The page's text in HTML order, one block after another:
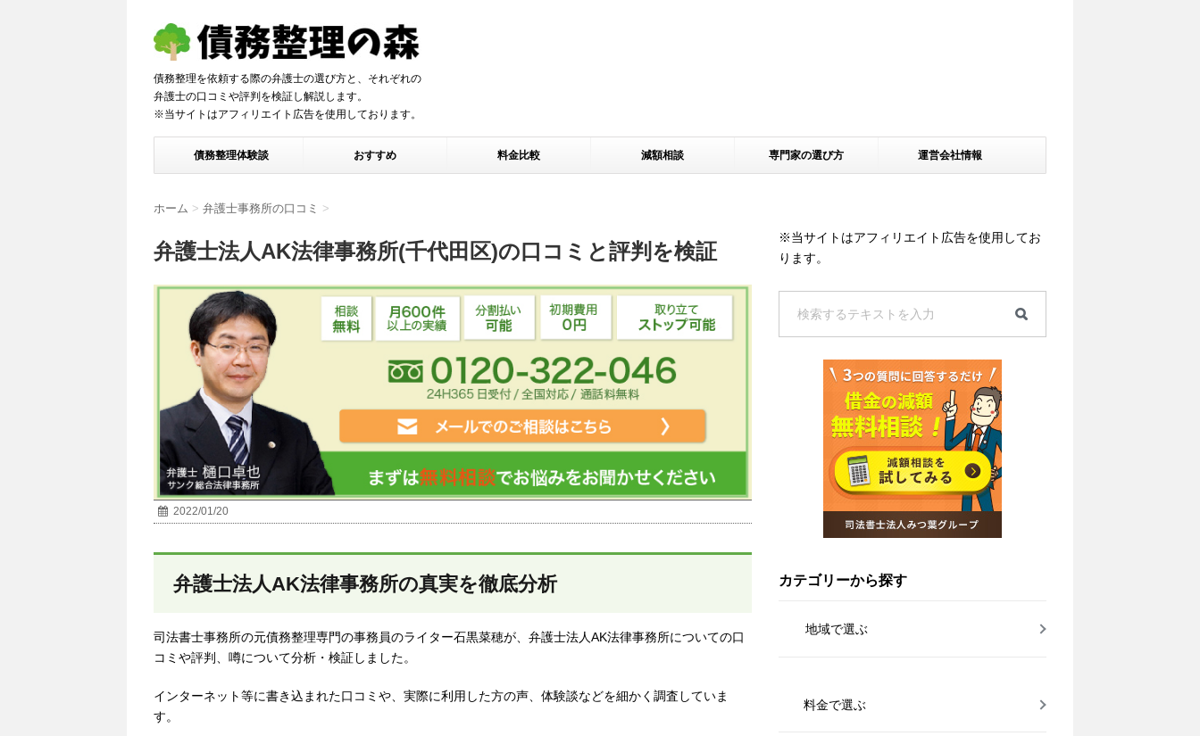
債務整理を依頼する際の弁護士の選び方と、それぞれの
弁護士の口コミや評判を検証し解説します。
※当サイトはアフィリエイト広告を使用しております。
債務整理体験談 おすすめ 料金比較 減額相談 専門家の選び方 運営会社情報
ホーム > 弁護士事務所の口コミ >
弁護士法人AK法律事務所(千代田区)の口コミと評判を検証
2022/01/20
弁護士法人AK法律事務所の真実を徹底分析
司法書士事務所の元債務整理専門の事務員のライター石黒菜穂が、弁護士法人AK法律事務所についての口
コミや評判、噂について分析・検証しました。
インターネット等に書き込まれた口コミや、実際に利用した方の声、体験談などを細かく調査していま
す。
※当サイトはアフィリエイト広告を使用してお
ります。
カテゴリーから探す
地域で選ぶ
料金で選ぶ